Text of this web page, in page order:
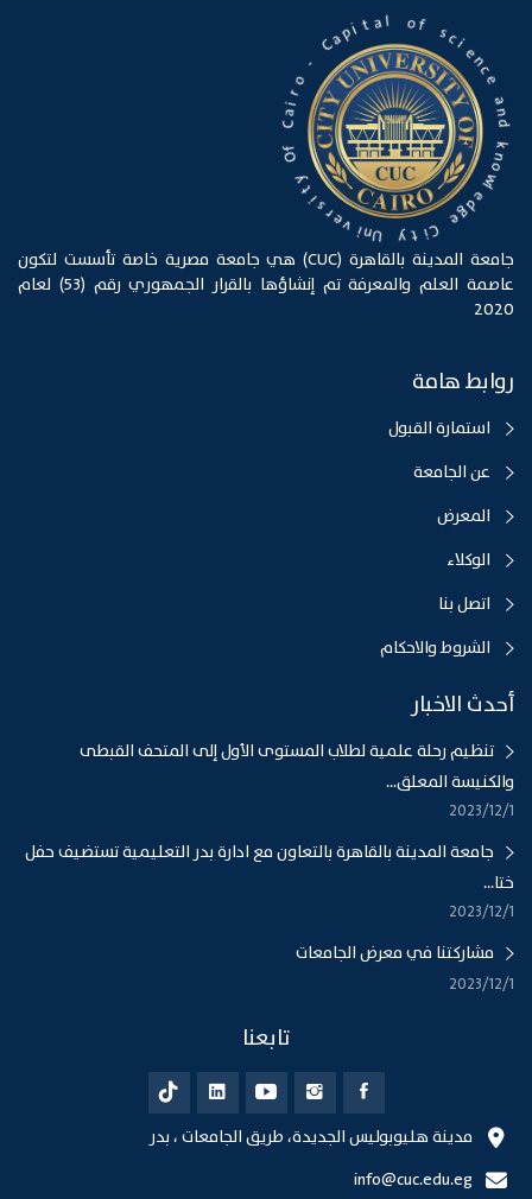
C
i
t
y
U
n
i
v
e
r
s
i
t
y
O
f
a
i
r
o
-
C
apital of scien
ce
a
n
d
n
o
w
l
e
d
g
e
جامعة المدينة بالقاهرة (CUC) هي جامعة مصرية خاصة تأسست لتكون
عاصمة العلم والمعرفة تم إنشاؤها بالقرار الجمهوري رقم (53) لعام
2020
روابط هامة
استمارة القبول
عن الجامعة
المعرض
الوكلاء
اتصل بنا
الشروط والاحكام
أحدث الاخبار
تنظيم رحلة علمية لطلاب المستوى الأول إلى المتحف القبطى
والكنيسة المعلق...
1‏‏/12‏‏/2023
جامعة المدينة بالقاهرة بالتعاون مع ادارة بدر التعليمية تستضيف حفل
ختا...
1‏‏/12‏‏/2023
مشاركتنا في معرض الجامعات
1‏‏/12‏‏/2023
تابعنا
مدينة هليوبوليس الجديدة، طريق الجامعات ، بدر
info@cuc.edu.eg